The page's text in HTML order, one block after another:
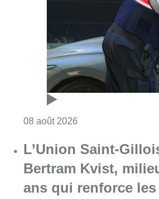
08 août 2026
L’Union Saint-
Bertram Kvist,
ans qui renforce les